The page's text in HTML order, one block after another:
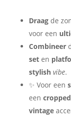
Draagde
voor een
Combineer
seten
stylish vibe.
✨ Voor een
een
vintage